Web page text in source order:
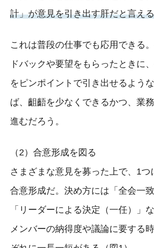
計」が意見を引き出す肝だと言える
これは普段の仕事でも応用できる
ドバックや要望をもらったときに
をピンポイントで引き出せるよう
ば、齟齬を少なくできるかつ、業
進むだろう。
（2）合意形成を図る
さまざまな意見を募った上で、1つ
合意形成だ。決め方には「全会一致
「リーダーによる決定（一任）」
メンバーの納得度や議論に要する